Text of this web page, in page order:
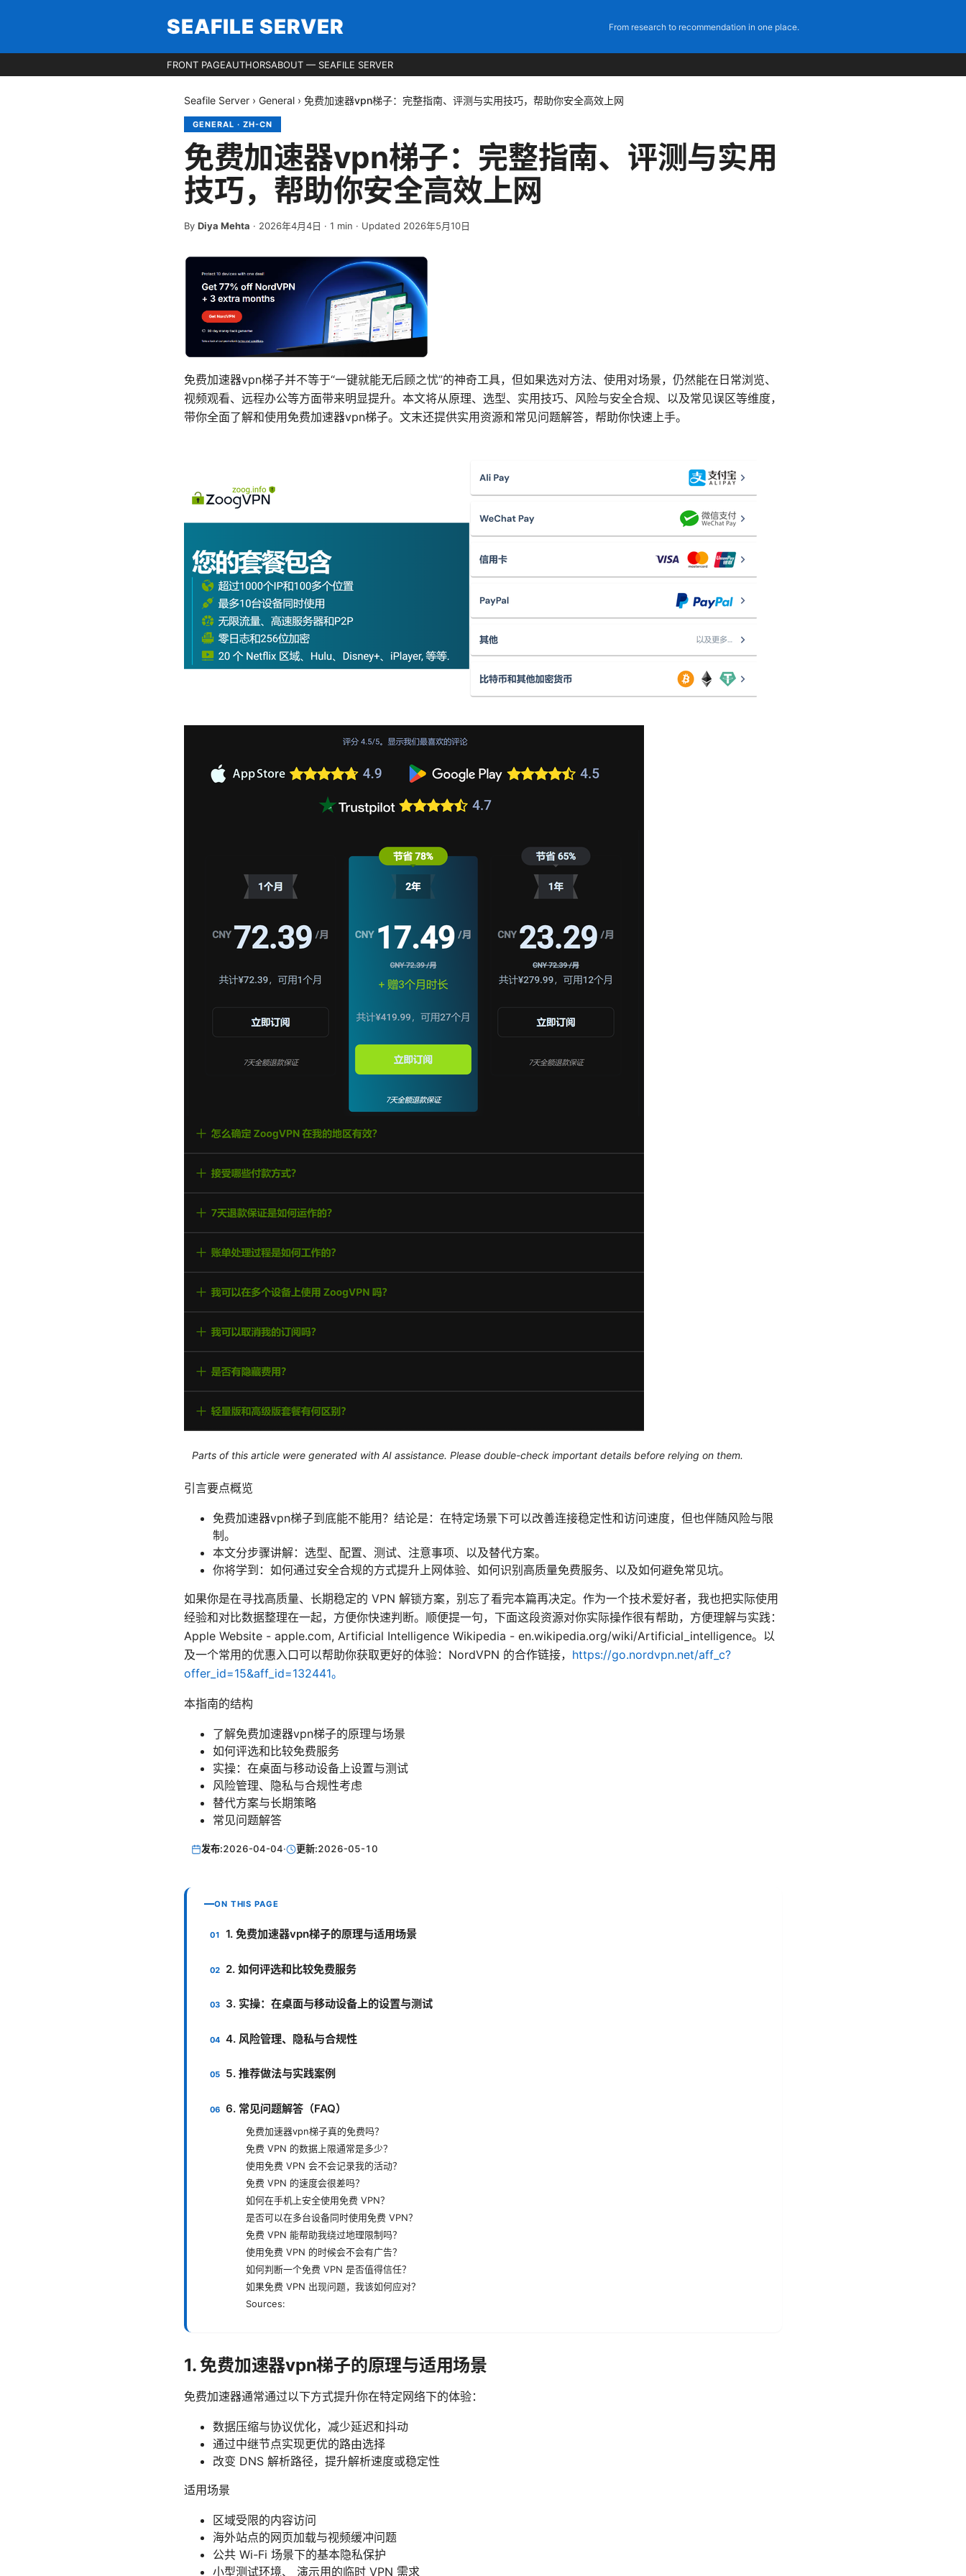
SEAFILE SERVER From research to recommendation in one place.
FRONT PAGEAUTHORSABOUT — SEAFILE SERVER
Seafile Server › General › 免费加速器vpn梯子：完整指南、评测与实用技巧，帮助你安全高效上网
GENERAL · ZH-CN
免费加速器vpn梯子：完整指南、评测与实用
技巧，帮助你安全高效上网
By Diya Mehta · 2026年4月4日 · 1 min · Updated 2026年5月10日
免费加速器vpn梯子并不等于“一键就能无后顾之忧”的神奇工具，但如果选对方法、使用对场景，仍然能在日常浏览、
视频观看、远程办公等方面带来明显提升。本文将从原理、选型、实用技巧、风险与安全合规、以及常见误区等维度，
带你全面了解和使用免费加速器vpn梯子。文末还提供实用资源和常见问题解答，帮助你快速上手。
Parts of this article were generated with AI assistance. Please double-check important details before relying on them.
引言要点概览
免费加速器vpn梯子到底能不能用？结论是：在特定场景下可以改善连接稳定性和访问速度，但也伴随风险与限
制。
本文分步骤讲解：选型、配置、测试、注意事项、以及替代方案。
你将学到：如何通过安全合规的方式提升上网体验、如何识别高质量免费服务、以及如何避免常见坑。
如果你是在寻找高质量、长期稳定的 VPN 解锁方案，别忘了看完本篇再决定。作为一个技术爱好者，我也把实际使用
经验和对比数据整理在一起，方便你快速判断。顺便提一句，下面这段资源对你实际操作很有帮助，方便理解与实践：
Apple Website - apple.com, Artificial Intelligence Wikipedia - en.wikipedia.org/wiki/Artificial_intelligence。以
及一个常用的优惠入口可以帮助你获取更好的体验：NordVPN 的合作链接， https://go.nordvpn.net/aff_c?
offer_id=15&aff_id=132441。
本指南的结构
了解免费加速器vpn梯子的原理与场景
如何评选和比较免费服务
实操：在桌面与移动设备上设置与测试
风险管理、隐私与合规性考虑
替代方案与长期策略
常见问题解答
发布:2026-04-04· 更新:2026-05-10
ON THIS PAGE
1. 免费加速器vpn梯子的原理与适用场景
2. 如何评选和比较免费服务
3. 实操：在桌面与移动设备上的设置与测试
4. 风险管理、隐私与合规性
5. 推荐做法与实践案例
6. 常见问题解答（FAQ）
免费加速器vpn梯子真的免费吗？
免费 VPN 的数据上限通常是多少？
使用免费 VPN 会不会记录我的活动？
免费 VPN 的速度会很差吗？
如何在手机上安全使用免费 VPN？
是否可以在多台设备同时使用免费 VPN？
免费 VPN 能帮助我绕过地理限制吗？
使用免费 VPN 的时候会不会有广告？
如何判断一个免费 VPN 是否值得信任？
如果免费 VPN 出现问题，我该如何应对？
Sources:
1. 免费加速器vpn梯子的原理与适用场景
免费加速器通常通过以下方式提升你在特定网络下的体验：
数据压缩与协议优化，减少延迟和抖动
通过中继节点实现更优的路由选择
改变 DNS 解析路径，提升解析速度或稳定性
适用场景
区域受限的内容访问
海外站点的网页加载与视频缓冲问题
公共 Wi-Fi 场景下的基本隐私保护
小型测试环境、 演示用的临时 VPN 需求